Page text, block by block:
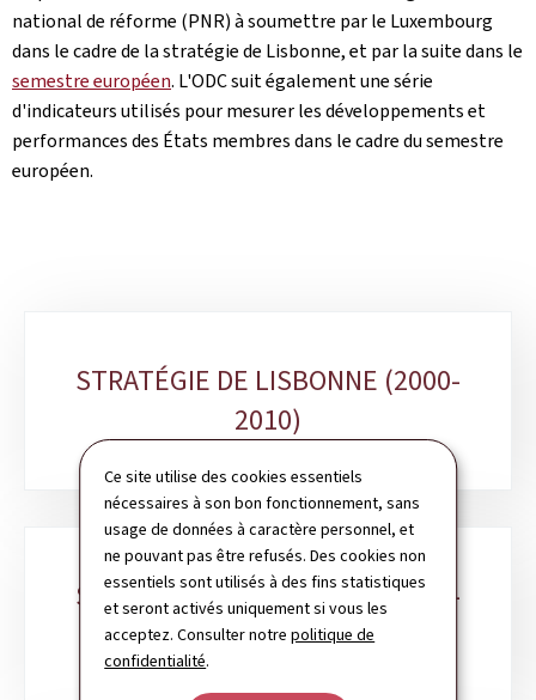
Ce site utilise des cookies essentiels
nécessaires à son bon fonctionnement, sans
usage de données à caractère personnel, et
ne pouvant pas être refusés. Des cookies non
essentiels sont utilisés à des fins statistiques
et seront activés uniquement si vous les
acceptez. Consulter notrepolitique de
confidentialité.
national de réforme (PNR) à soumettre par le Luxembourg
dans le cadre de la stratégie de Lisbonne, et par la suite dans le
semestre européen. L'ODC suit également une série
d'indicateurs utilisés pour mesurer les développements et
performances des États membres dans le cadre du semestre
européen.
rubriquesSTRATÉGIE DE LISBONNE (2000-
2010)
STRATÉGIE EUROPE 2020 (2010-
2020)